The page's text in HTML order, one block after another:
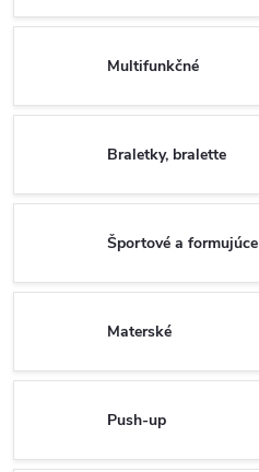
Multifunkčné
Braletky, bralette
Športové a formujúce
Materské
Push-up